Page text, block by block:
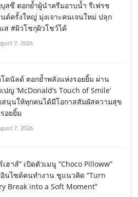
สซึ ตอกย้ำผู้นำครีมอาบน้ำ รีเฟรช
ด์ครั้งใหญ่ มุ่งเจาะคนเจนใหม่ ปลุก
ส #ผิวโชกุผิวโชว์ได้
7, 2026
ดนัลด์ ตอกย้ำพลังแห่งรอยยิ้ม ผ่าน
ปญ ‘McDonald’s Touch of Smile’
นุนให้ทุกคนได้มีโอกาสสัมผัสความสุข
อยยิ้ม
7, 2026
เฮาส์” เปิดตัวเมนู “Choco Pilloww”
นไซด์คนทำงาน ชูแนวคิด “Turn
Break into a Soft Moment”